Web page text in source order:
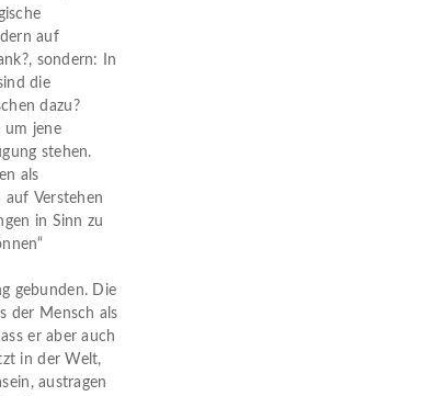
auf
sondern: In
die
dazu?
um jene
stehen.
als
auf Verstehen
in Sinn zu
gebunden. Die
der Mensch als
er aber auch
in der Welt,
austragen